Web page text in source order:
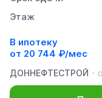
Этаж
В ипотеку
от 20 744 ₽/мес
ДОННЕФТЕСТРОЙ